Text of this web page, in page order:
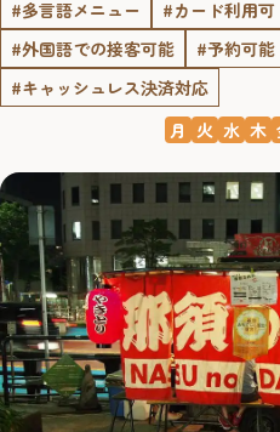
#多言語メニュー
#カード利用可
#外国語での接客可能
#予約可能
#キャッシュレス決済対応
月 火 水 木